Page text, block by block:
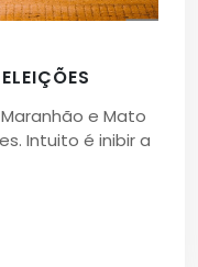
e Mato
Intuito é inibir a